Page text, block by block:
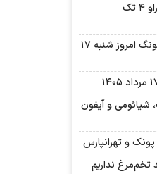
آغاز فروش فوری تویوتا راو ۴ تک
قیمت گوشی‌های سامسونگ امروز شنبه ۱۷
و آیفون
پونک و تهرانپارس
تخم‌مرغ نداریم